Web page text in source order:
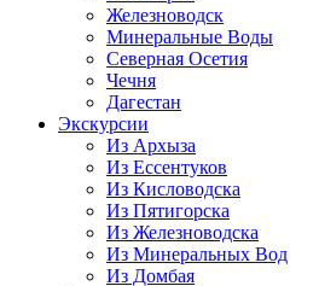
Железноводск
Минеральные Воды
Северная Осетия
Чечня
Дагестан
Экскурсии
Из Архыза
Из Ессентуков
Из Кисловодска
Из Пятигорска
Из Железноводска
Из Минеральных Вод
Из Домбая